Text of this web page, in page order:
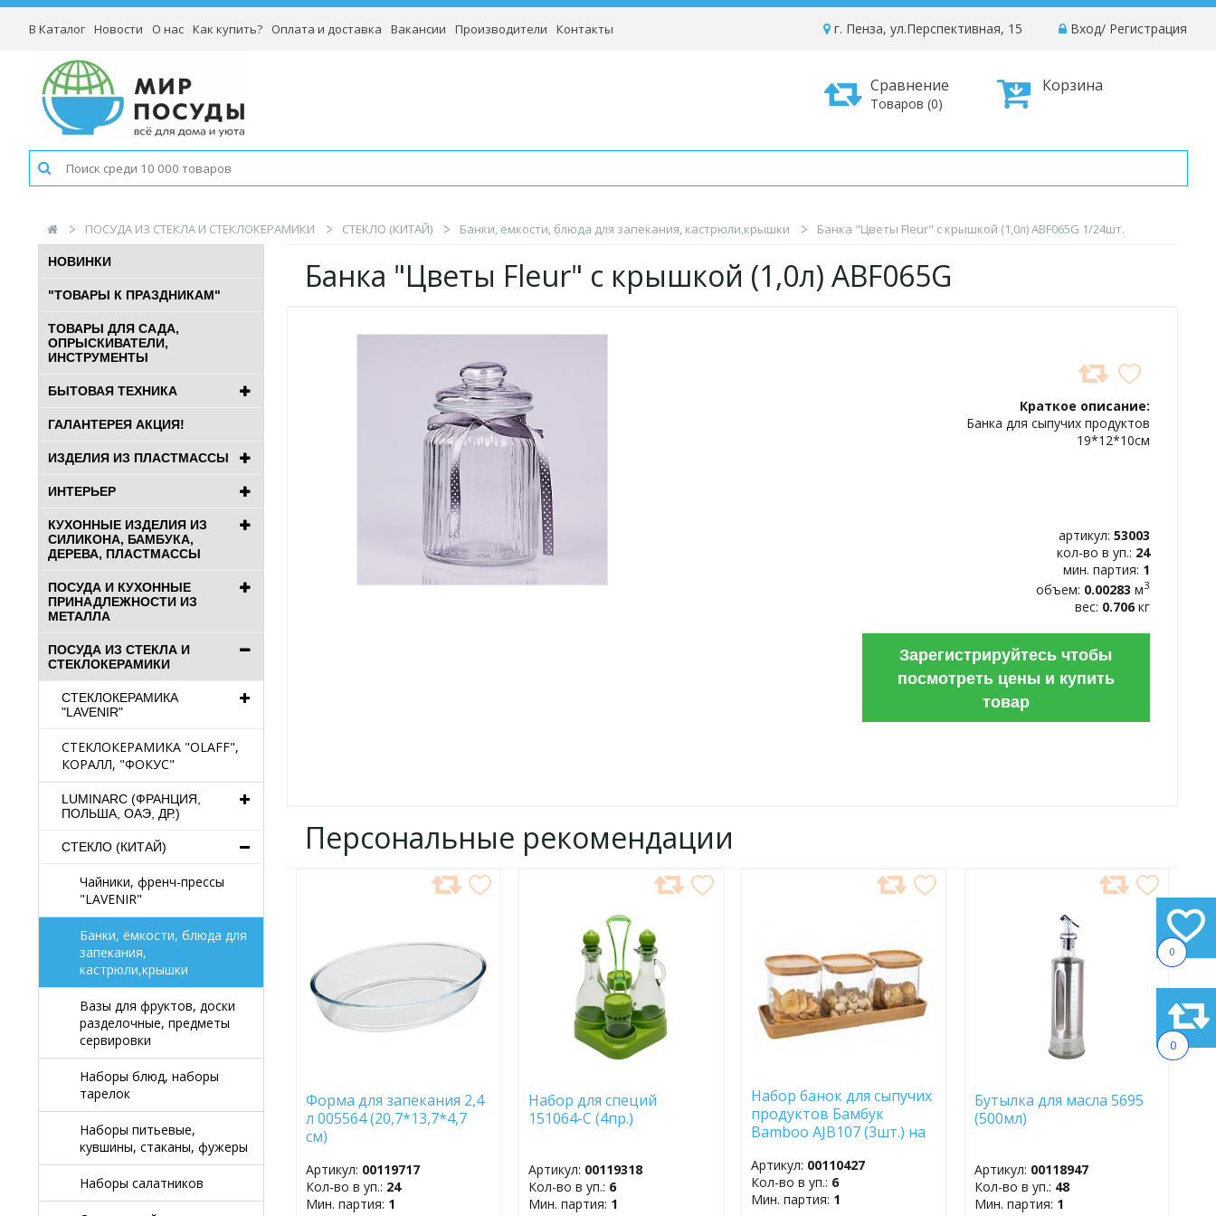
0
0
В Каталог Новости О нас Как купить? Оплата и доставка Вакансии Производители Контакты Вход/ Регистрация
г. Пенза, ул.Перспективная, 15
Корзина
Сравнение
Товаров (0)
ПОСУДА ИЗ СТЕКЛА И СТЕКЛОКЕРАМИКИ СТЕКЛО (КИТАЙ) Банки, ёмкости, блюда для запекания, кастрюли,крышки Банка "Цветы Fleur" с крышкой (1,0л) ABF065G 1/24шт.
НОВИНКИ
"ТОВАРЫ К ПРАЗДНИКАМ"
ТОВАРЫ ДЛЯ САДА,
ОПРЫСКИВАТЕЛИ,
ИНСТРУМЕНТЫ
БЫТОВАЯ ТЕХНИКА
ГАЛАНТЕРЕЯ АКЦИЯ!
ИЗДЕЛИЯ ИЗ ПЛАСТМАССЫ
ИНТЕРЬЕР
КУХОННЫЕ ИЗДЕЛИЯ ИЗ
СИЛИКОНА, БАМБУКА,
ДЕРЕВА, ПЛАСТМАССЫ
ПОСУДА И КУХОННЫЕ
ПРИНАДЛЕЖНОСТИ ИЗ
МЕТАЛЛА
ПОСУДА ИЗ СТЕКЛА И
СТЕКЛОКЕРАМИКИ
СТЕКЛОКЕРАМИКА
"LAVENIR"
СТЕКЛОКЕРАМИКА "OLAFF",
КОРАЛЛ, "ФОКУС"
LUMINARC (ФРАНЦИЯ,
ПОЛЬША, ОАЭ, ДР.)
СТЕКЛО (КИТАЙ)
Чайники, френч-прессы
"LAVENIR"
Банки, ёмкости, блюда для
запекания,
кастрюли,крышки
Вазы для фруктов, доски
разделочные, предметы
сервировки
Наборы блюд, наборы
тарелок
Наборы питьевые,
кувшины, стаканы, фужеры
Наборы салатников
Банка "Цветы Fleur" с крышкой (1,0л) ABF065G
Краткое описание:
Банка для сыпучих продуктов
19*12*10см
артикул: 53003
кол-во в уп.: 24
мин. партия: 1
объем: 0.00283 м3
вес: 0.706 кг
Зарегистрируйтесь чтобы
посмотреть цены и купить
товар
Персональные рекомендации
Форма для запекания 2,4
л 005564 (20,7*13,7*4,7
см)
Артикул: 00119717
Кол-во в уп.: 24
Мин. партия: 1
ИЗБРАННОЕ
Набор для специй
151064-C (4пр.)
Артикул: 00119318
Кол-во в уп.: 6
Мин. партия: 1
Набор банок для сыпучих
продуктов Бамбук
Bamboo AJB107 (3шт.) на
Артикул: 00110427
Кол-во в уп.: 6
Мин. партия: 1
ИЗБРАННОЕ
Бутылка для масла 5695
(500мл)
Артикул: 00118947
Кол-во в уп.: 48
Мин. партия: 1